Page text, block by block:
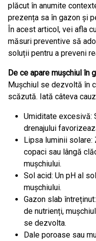
plăcut în anumite
prezența sa în gazon și
În acest articol, vei afla
măsuri preventive să
soluții pentru a preveni
De ce apare mușchiul în
Mușchiul se dezvoltă în
scăzută. Iată câteva
Umiditate excesivă:
drenajului
Lipsa luminii solare:
copaci sau lângă
mușchiului.
Sol acid: Un pH al
mușchiului.
Gazon slab
de nutrienți,
se dezvolta.
Dale poroase sau